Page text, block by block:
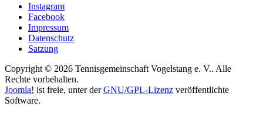
Instagram
Facebook
Impressum
Datenschutz
Satzung
Copyright © 2026 Tennisgemeinschaft Vogelstang e. V.. Alle
Rechte vorbehalten.
Joomla! ist freie, unter derGNU/GPL-Lizenz veröffentlichte
Software.